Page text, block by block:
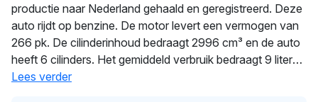
productie naar Nederland gehaald en geregistreerd. Deze
auto rijdt op benzine. De motor levert een vermogen van
266 pk. De cilinderinhoud bedraagt 2996 cm³ en de auto
heeft 6 cilinders. Het gemiddeld verbruik bedraagt 9 liter
per 100 km. Met 1.425 kg biedt deze auto stabiliteit en
Lees verder